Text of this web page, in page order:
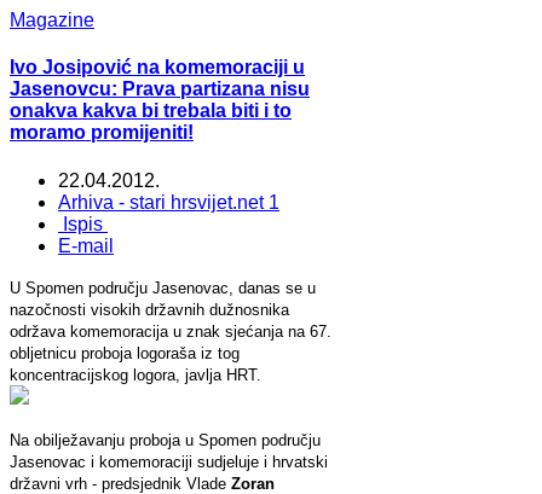
Magazine
Ivo Josipović na komemoraciji u
Jasenovcu: Prava partizana nisu
onakva kakva bi trebala biti i to
moramo promijeniti!
22.04.2012.
Arhiva - stari hrsvijet.net 1
Ispis
E-mail
U Spomen području Jasenovac, danas se u
nazočnosti visokih državnih dužnosnika
održava komemoracija u znak sjećanja na 67.
obljetnicu proboja logoraša iz tog
koncentracijskog logora, javlja HRT.
Na obilježavanju proboja u Spomen području
Jasenovac i komemoraciji sudjeluje i hrvatski
državni vrh - predsjednik Vlade Zoran